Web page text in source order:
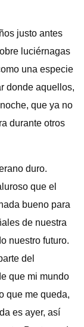
justo antes
luciérnagas
una especie
donde aquellos,
que ya no
durante otros
duro.
que el
bueno para
de nuestra
nuestro futuro.
del
que mi mundo
que me queda,
es ayer, así